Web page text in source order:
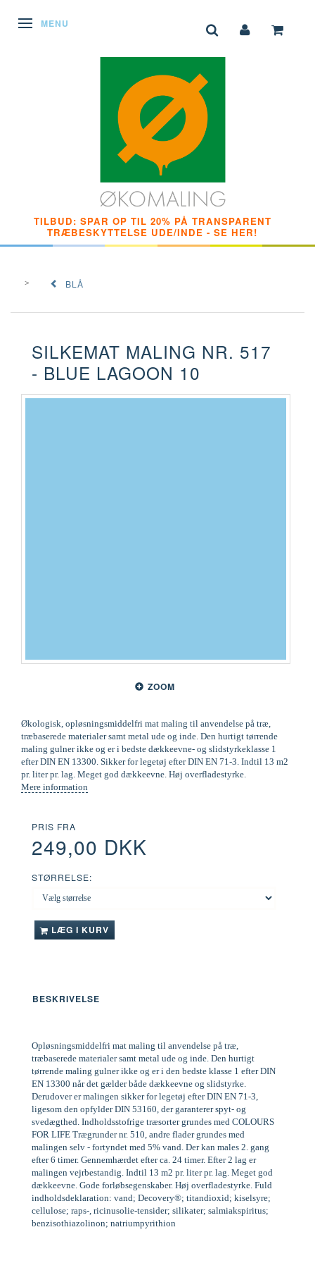
SKIFTE NAVIGATION
MENU
TILBUD: SPAR OP TIL 20% PÅ TRANSPARENT
TRÆBESKYTTELSE UDE/INDE - SE HER!
BLÅ
SILKEMAT MALING NR. 517
- BLUE LAGOON 10
ZOOM
Økologisk, opløsningsmiddelfri mat maling til anvendelse på træ,
træbaserede materialer samt metal ude og inde. Den hurtigt tørrende
maling gulner ikke og er i bedste dækkeevne- og slidstyrkeklasse 1
efter DIN EN 13300. Sikker for legetøj efter DIN EN 71-3. Indtil 13 m2
pr. liter pr. lag. Meget god dækkeevne. Høj overfladestyrke.
Mere information
PRIS FRA
249,00 DKK
STØRRELSE:
LÆG I KURV
BESKRIVELSE
Opløsningsmiddelfri mat maling til anvendelse på træ,
træbaserede materialer samt metal ude og inde. Den hurtigt
tørrende maling gulner ikke og er i den bedste klasse 1 efter DIN
EN 13300 når det gælder både dækkeevne og slidstyrke.
Derudover er malingen sikker for legetøj efter DIN EN 71-3,
ligesom den opfylder DIN 53160, der garanterer spyt- og
svedægthed. Indholdsstofrige træsorter grundes med COLOURS
FOR LIFE Trægrunder nr. 510, andre flader grundes med
malingen selv - fortyndet med 5% vand. Der kan males 2. gang
efter 6 timer. Gennemhærdet efter ca. 24 timer. Efter 2 lag er
malingen vejrbestandig. Indtil 13 m2 pr. liter pr. lag. Meget god
dækkeevne. Gode forløbsegenskaber. Høj overfladestyrke. Fuld
indholdsdeklaration: vand; Decovery®; titandioxid; kiselsyre;
cellulose; raps-, ricinusolie-tensider; silikater; salmiakspiritus;
benzisothiazolinon; natriumpyrithion